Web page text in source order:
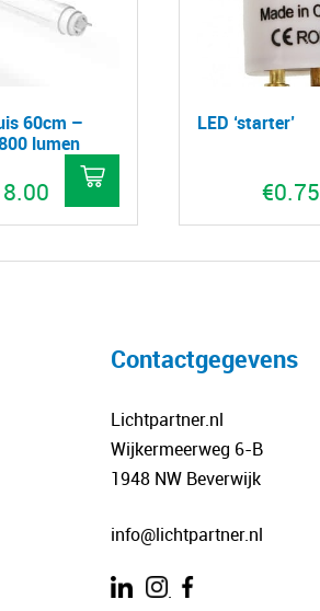
60cm –
lumen
Dit
product
variaties.
Deze
gekozen
op
productpagina
LED ‘starter’
€0.75
Contactgegevens
Lichtpartner.nl
Wijkermeerweg 6-B
1948 NW Beverwijk
info@lichtpartner.nl
.